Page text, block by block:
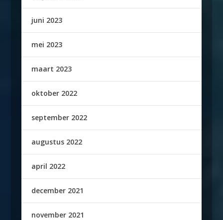
juni 2023
mei 2023
maart 2023
oktober 2022
september 2022
augustus 2022
april 2022
december 2021
november 2021